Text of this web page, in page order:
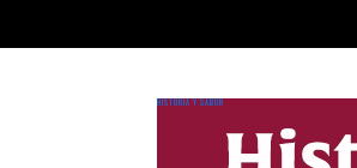
HISTORIA Y SABOR